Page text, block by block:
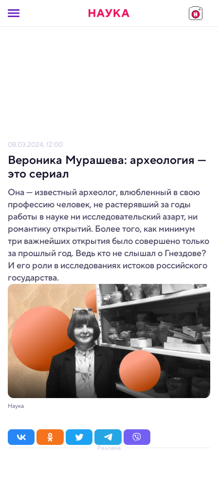
08.03.2024, 12:00
Вероника Мурашева: археология —
это сериал
Она — известный археолог, влюбленный в свою
профессию человек, не растерявший за годы
работы в науке ни исследовательский азарт, ни
романтику открытий. Более того, как минимум
три важнейших открытия было совершено только
за прошлый год. Ведь кто не слышал о Гнездове?
И его роли в исследованиях истоков российского
государства.
Наука
Реклама